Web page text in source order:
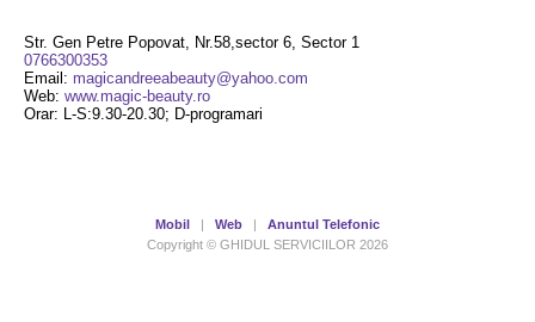
Str. Gen Petre Popovat, Nr.58,sector 6, Sector 1
0766300353
Email: magicandreeabeauty@yahoo.com
Web: www.magic-beauty.ro
Orar: L-S:9.30-20.30; D-programari
Mobil | Web | Anuntul Telefonic
Copyright © GHIDUL SERVICIILOR 2026